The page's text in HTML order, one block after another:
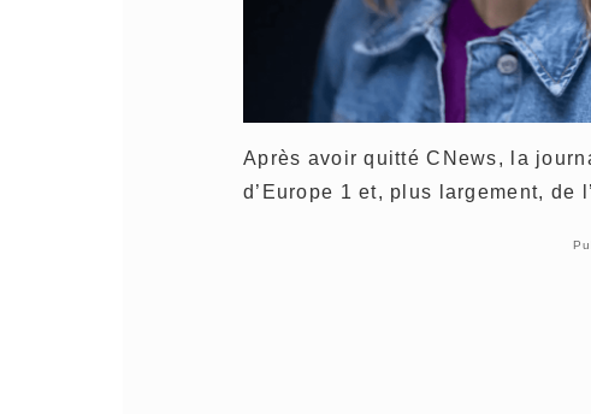
Après avoir quitté CNews, la
d’Europe 1 et, plus largement, de